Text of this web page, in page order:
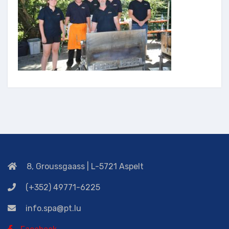
8, Groussgaass | L-5721 Aspelt
(+352) 49771-6225
info.spa@pt.lu